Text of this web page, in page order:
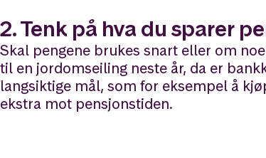
2. Tenk på hva du sparer
Skal pengene brukes snart eller om
til en jordomseiling neste år, da er
langsiktige mål, som for eksempel å
ekstra mot pensjonstiden.